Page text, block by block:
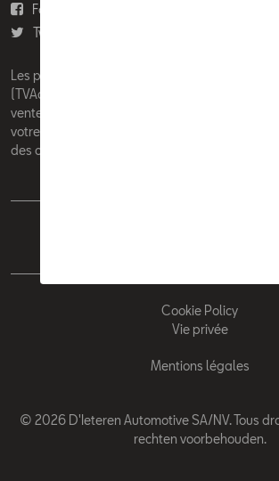
Facebook
Twitter
Les prix affichés sur le présent site sont des
(TVAc), hors éventuels frais de montage. Pour
vente actuel et les éventuels frais de
votre concessionnaire/agent. Les prix
des changements sans préavis.
Mentions légales
Cookie Policy
Vie privée
© 2026 D'Ieteren Automotive SA/NV. Tous
rechten voorbehouden.